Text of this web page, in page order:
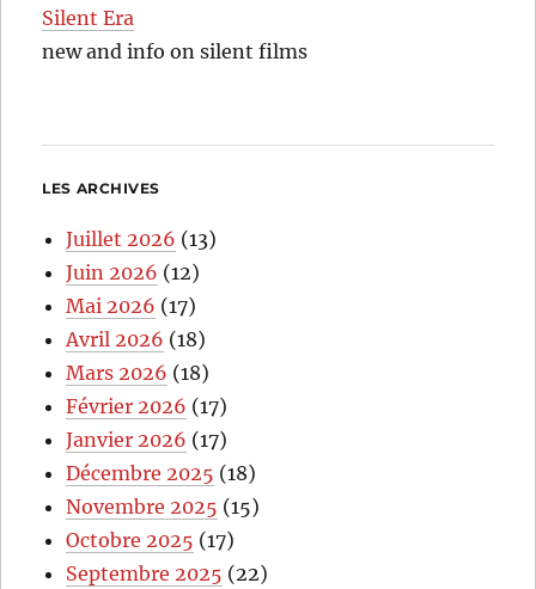
Silent Era
new and info on silent films
LES ARCHIVES
Juillet 2026 (13)
Juin 2026 (12)
Mai 2026 (17)
Avril 2026 (18)
Mars 2026 (18)
Février 2026 (17)
Janvier 2026 (17)
Décembre 2025 (18)
Novembre 2025 (15)
Octobre 2025 (17)
Septembre 2025 (22)